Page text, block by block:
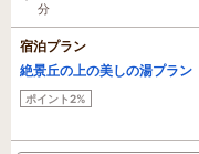
分
宿泊プラン
絶景丘の上の美しの湯プラン
ポイント2%